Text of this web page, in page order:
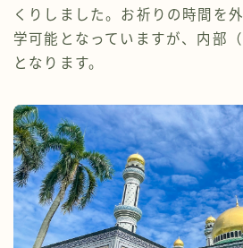
くりしました。お祈りの時間を
学可能となっていますが、内部
となります。